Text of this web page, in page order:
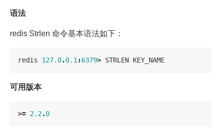
语法
redis Strlen 命令基本语法如下：
redis 127.0.0.1 :6379> STRLEN KEY_NAME
可用版本
>= 2.2.0